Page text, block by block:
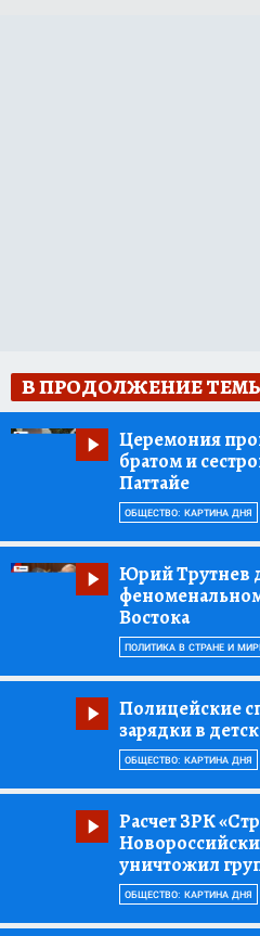
В ПРОДОЛЖЕНИЕ
Церемония
братом и
Паттайе
ОБЩЕСТВО: КАРТИНА ДНЯ
Юрий Трутнев
Востока
ПОЛИТИКА В СТРАНЕ И
Полицейские
зарядки в
ОБЩЕСТВО: КАРТИНА ДНЯ
Расчет ЗРК
уничтожил
ОБЩЕСТВО: КАРТИНА ДНЯ